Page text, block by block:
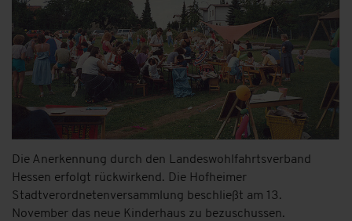
Die Anerkennung durch den Landeswohlfahrtsverband
Hessen erfolgt rückwirkend. Die Hofheimer
Stadtverordnetenversammlung beschließt am 13.
November das neue Kinderhaus zu bezuschussen.